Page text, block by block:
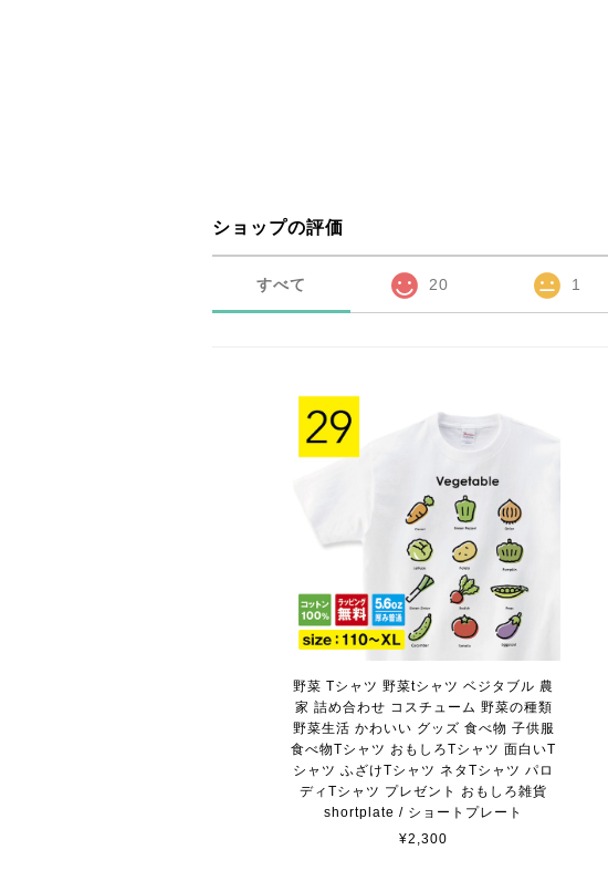
ショップの評価
すべて 20 1
野菜 Tシャツ 野菜tシャツ ベジタブル 農
家 詰め合わせ コスチューム 野菜の種類
野菜生活 かわいい グッズ 食べ物 子供服
食べ物Tシャツ おもしろTシャツ 面白いT
シャツ ふざけTシャツ ネタTシャツ パロ
ディTシャツ プレゼント おもしろ雑貨
shortplate / ショートプレート
¥2,300